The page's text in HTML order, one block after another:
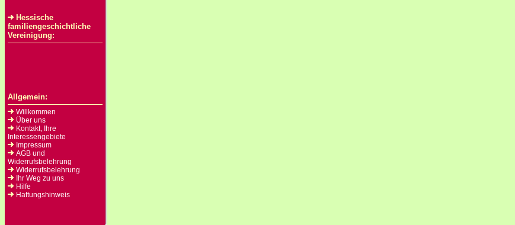
Hessische
familiengeschichtliche
Vereinigung:
Allgemein:
Willkommen
Über uns
Kontakt, Ihre
Interessengebiete
Impressum
AGB und
Widerrufsbelehrung
Widerrufsbelehrung
Ihr Weg zu uns
Hilfe
Haftungshinweis